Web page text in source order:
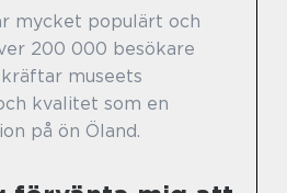
mycket populärt och
200 000 besökare
museets
kvalitet som en
på ön Öland.